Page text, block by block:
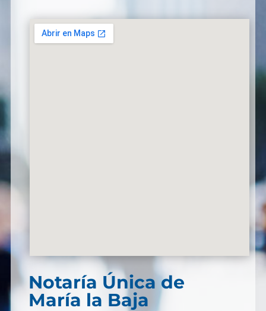
Notaría Única de
María la Baja